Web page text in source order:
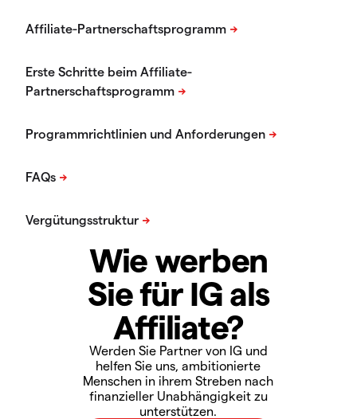
Wie werben
Sie für IG als
Affiliate?
Werden Sie Partner von IG und
helfen Sie uns, ambitionierte
Menschen in ihrem Streben nach
finanzieller Unabhängigkeit zu
unterstützen.